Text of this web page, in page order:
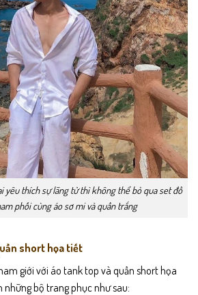
yêu thích sự lãng tử thì không thể bỏ qua set đồ
phối cùng áo sơ mi và quần trắng
short họa tiết
giới với áo tank top và quần short họa
những bộ trang phục như sau: